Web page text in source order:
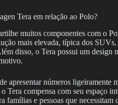
Tera em relação ao Polo?
muitos componentes com o
mais elevada, típica dos
disso, o Tera possui um design
apresentar números ligeiramente
Tera compensa com seu espaço
famílias e pessoas que necessitam